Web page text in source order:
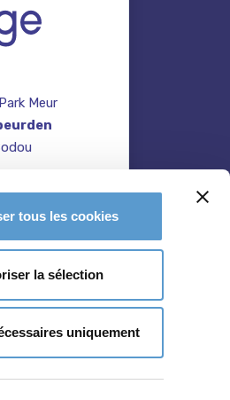
tous les cookies
la sélection
uniquement
Meur